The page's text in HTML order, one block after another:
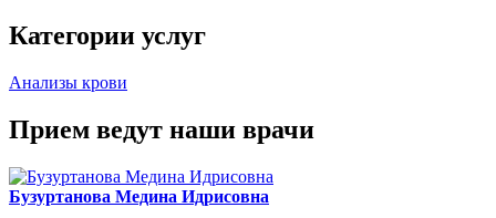
Категории услуг
Анализы крови
Прием ведут наши врачи
Бузуртанова Медина Идрисовна